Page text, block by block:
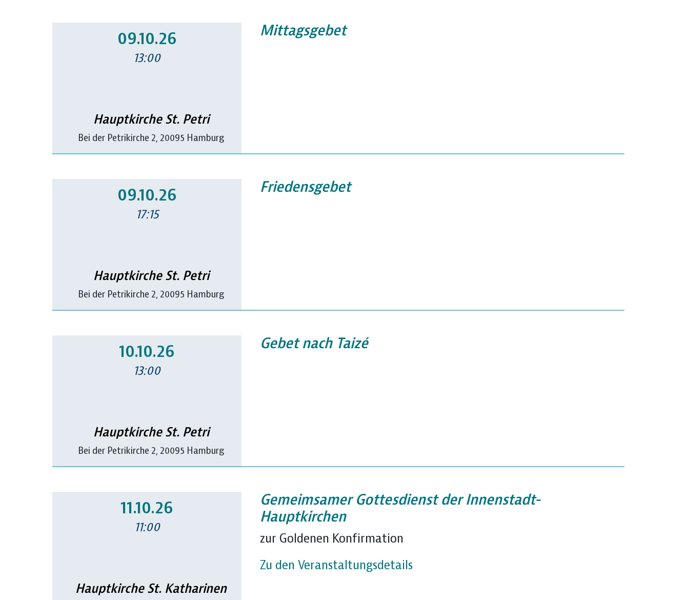
09.10.26
13:00
Hauptkirche St. Petri
Bei der Petrikirche 2, 20095 Hamburg
Mittagsgebet
09.10.26
17:15
Hauptkirche St. Petri
Bei der Petrikirche 2, 20095 Hamburg
Friedensgebet
10.10.26
13:00
Hauptkirche St. Petri
Bei der Petrikirche 2, 20095 Hamburg
Gebet nach Taizé
11.10.26
11:00
Hauptkirche St. Katharinen
Gemeimsamer Gottesdienst der Innenstadt-
Hauptkirchen
zur Goldenen Konfirmation
Zu den Veranstaltungsdetails